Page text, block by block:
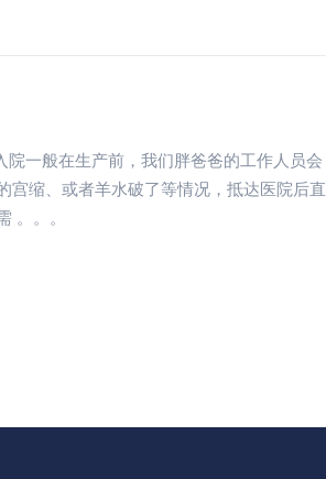
一般在生产前，我们胖爸爸的工作人员会
宫缩、或者羊水破了等情况，抵达医院后直
。。。